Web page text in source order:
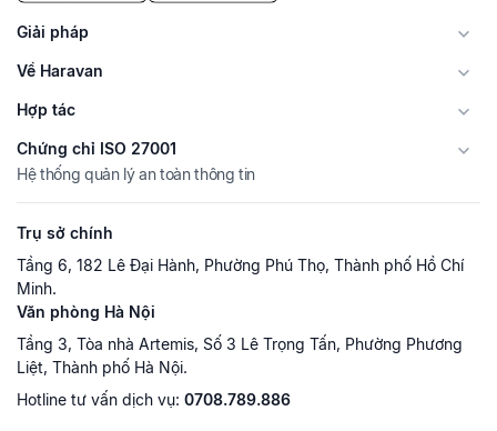
Giải pháp
Về Haravan
Hợp tác
Chứng chỉ ISO 27001
Hệ thống quản lý an toàn thông tin
Trụ sở chính
Tầng 6, 182 Lê Đại Hành, Phường Phú Thọ, Thành phố Hồ Chí
Minh.
Văn phòng Hà Nội
Tầng 3, Tòa nhà Artemis, Số 3 Lê Trọng Tấn, Phường Phương
Liệt, Thành phố Hà Nội.
Hotline tư vấn dịch vụ: 0708.789.886